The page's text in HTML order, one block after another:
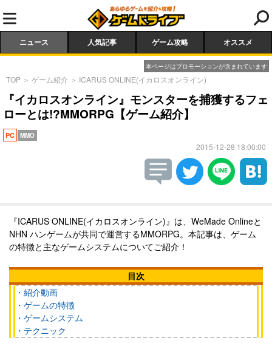
ニュース 人気記事 ゲーム攻略 オススメ
本ページはプロモーションが含まれています
TOP ＞ ゲーム紹介 ＞ ICARUS ONLINE(イカロスオンライン)
『イカロスオンライン』モンスターを捕獲するフェ
ローとは!?MMORPG【ゲーム紹介】
PC MMO
2015-12-28 18:00:00
『ICARUS ONLINE(イカロスオンライン)』は、WeMade Onlineと
NHN ハンゲームが共同で運営するMMORPG。本記事は、ゲーム
の特徴と主なゲームシステムについてご紹介！
目次
・紹介動画
・ゲームの特徴
・ゲームシステム
・テクニック